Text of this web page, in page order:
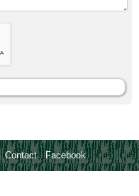
-Contact- Facebook